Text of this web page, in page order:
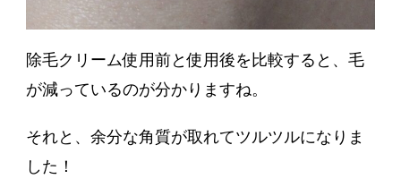
除毛クリーム使用前と使用後を比較すると、毛
が減っているのが分かりますね。
それと、余分な角質が取れてツルツルになりま
した！